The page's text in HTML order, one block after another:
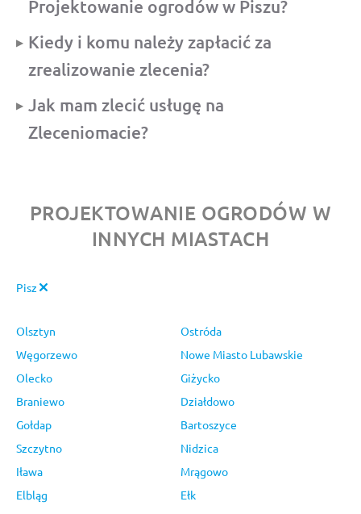
Projektowanie ogrodów w Piszu?
Kiedy i komu należy zapłacić za
zrealizowanie zlecenia?
Jak mam zlecić usługę na
Zleceniomacie?
PROJEKTOWANIE OGRODÓW W
INNYCH MIASTACH
Pisz
Olsztyn
Ostróda
Węgorzewo
Nowe Miasto Lubawskie
Olecko
Giżycko
Braniewo
Działdowo
Gołdap
Bartoszyce
Szczytno
Nidzica
Iława
Mrągowo
Elbląg
Ełk